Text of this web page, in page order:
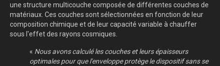
une structure multicouche composée de différentes couches de
matériaux. Ces couches sont sélectionnées en fonction de leur
composition chimique et de leur capacité variable à chauffer
sous l'effet des rayons cosmiques.
« Nous avons calculé les couches et leurs épaisseurs
optimales pour que l'enveloppe protège le dispositif sans se